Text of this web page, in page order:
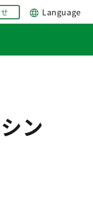
Language
ン